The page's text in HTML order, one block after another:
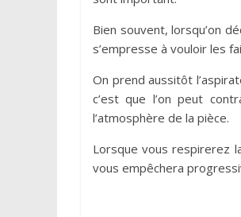
Bien souvent, lorsqu’on
s’empresse à vouloir les
On prend aussitôt
c’est que l’on peut
l’atmosphère de la pièce.
Lorsque vous respirerez
vous empêchera